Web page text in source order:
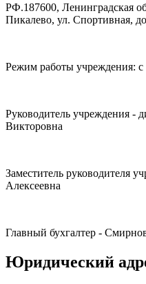
РФ.187600, Ленинградская
Пикалево, ул. Спортивная,
Режим работы учреждения: с
Руководитель учреждения -
Викторовна
Заместитель руководителя
Алексеевна
Главный бухгалтер -
Юридический